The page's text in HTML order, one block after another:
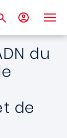
du
de